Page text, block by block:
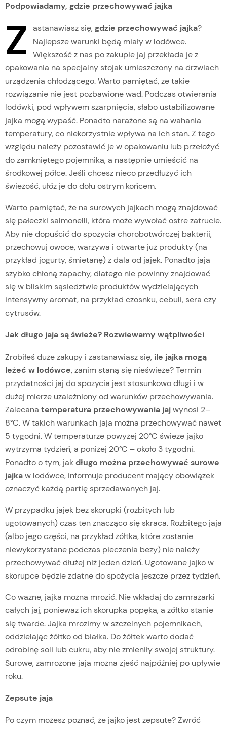
Podpowiadamy, gdzie przechowywać jajka
Z astanawiasz się, gdzie przechowywać jajka?
Najlepsze warunki będą miały w lodówce.
Większość z nas po zakupie jaj przekłada je z
opakowania na specjalny stojak umieszczony na drzwiach
urządzenia chłodzącego. Warto pamiętać, że takie
rozwiązanie nie jest pozbawione wad. Podczas otwierania
lodówki, pod wpływem szarpnięcia, słabo ustabilizowane
jajka mogą wypaść. Ponadto narażone są na wahania
temperatury, co niekorzystnie wpływa na ich stan. Z tego
względu należy pozostawić je w opakowaniu lub przełożyć
do zamkniętego pojemnika, a następnie umieścić na
środkowej półce. Jeśli chcesz nieco przedłużyć ich
świeżość, ułóż je do dołu ostrym końcem.
Warto pamiętać, że na surowych jajkach mogą znajdować
się pałeczki salmonelli, która może wywołać ostre zatrucie.
Aby nie dopuścić do spożycia chorobotwórczej bakterii,
przechowuj owoce, warzywa i otwarte już produkty (na
przykład jogurty, śmietanę) z dala od jajek. Ponadto jaja
szybko chłoną zapachy, dlatego nie powinny znajdować
się w bliskim sąsiedztwie produktów wydzielających
intensywny aromat, na przykład czosnku, cebuli, sera czy
cytrusów.
Jak długo jaja są świeże? Rozwiewamy wątpliwości
Zrobiłeś duże zakupy i zastanawiasz się, ile jajka mogą
leżeć w lodówce, zanim staną się nieświeże? Termin
przydatności jaj do spożycia jest stosunkowo długi i w
dużej mierze uzależniony od warunków przechowywania.
Zalecana temperatura przechowywania jajwynosi 2–
8°C. W takich warunkach jaja można przechowywać nawet
5 tygodni. W temperaturze powyżej 20°C świeże jajko
wytrzyma tydzień, a poniżej 20°C – około 3 tygodni.
Ponadto o tym, jakdługo można przechowywać surowe
jajkaw lodówce, informuje producent mający obowiązek
oznaczyć każdą partię sprzedawanych jaj.
W przypadku jajek bez skorupki (rozbitych lub
ugotowanych) czas ten znacząco się skraca. Rozbitego jaja
(albo jego części, na przykład żółtka, które zostanie
niewykorzystane podczas pieczenia bezy) nie należy
przechowywać dłużej niż jeden dzień. Ugotowane jajko w
skorupce będzie zdatne do spożycia jeszcze przez tydzień.
Co ważne, jajka można mrozić. Nie wkładaj do zamrażarki
całych jaj, ponieważ ich skorupka popęka, a żółtko stanie
się twarde. Jajka mrozimy w szczelnych pojemnikach,
oddzielając żółtko od białka. Do żółtek warto dodać
odrobinę soli lub cukru, aby nie zmieniły swojej struktury.
Surowe, zamrożone jaja można zjeść najpóźniej po upływie
roku.
Zepsute jaja
Po czym możesz poznać, że jajko jest zepsute? Zwróć